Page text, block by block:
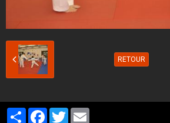
RETOUR
PartagerFacebook
Twitter